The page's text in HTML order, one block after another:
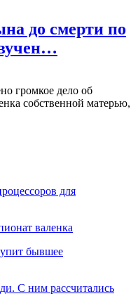
до смерти по
громкое дело об
собственной матерью,
для
валенка
бывшее
С ним рассчитались